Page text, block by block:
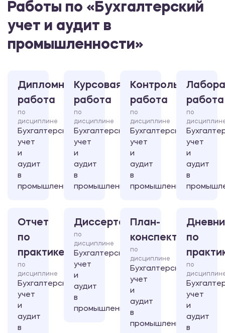
Работы по «Бухгалтерский
учет и аудит в
промышленности»
Дипломная
работа
по
дисциплине
Бухгалтерский
учет
и
аудит
в
промышленности
Курсовая
работа
по
дисциплине
Бухгалтерский
учет
и
аудит
в
промышленности
Контрольная
работа
по
дисциплине
Бухгалтерский
учет
и
аудит
в
промышленности
работа
по
учет
и
аудит
в
Отчет
по
практике
по
дисциплине
Бухгалтерский
учет
и
аудит
в
Диссертация
по
дисциплине
Бухгалтерский
учет
и
аудит
в
промышленности
План-
конспект
по
дисциплине
Бухгалтерский
учет
и
аудит
в
промышленности
по
по
учет
и
аудит
в